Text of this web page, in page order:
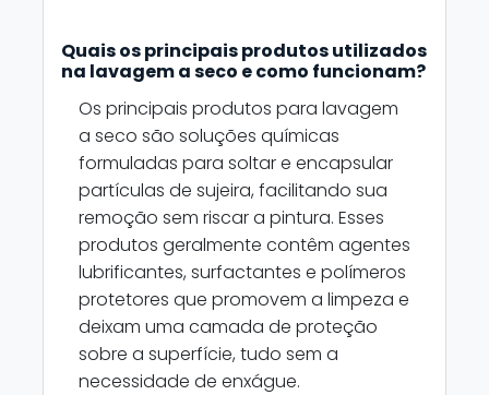
Quais os principais produtos utilizados
na lavagem a seco e como funcionam?
Os principais produtos para lavagem
a seco são soluções químicas
formuladas para soltar e encapsular
partículas de sujeira, facilitando sua
remoção sem riscar a pintura. Esses
produtos geralmente contêm agentes
lubrificantes, surfactantes e polímeros
protetores que promovem a limpeza e
deixam uma camada de proteção
sobre a superfície, tudo sem a
necessidade de enxágue.